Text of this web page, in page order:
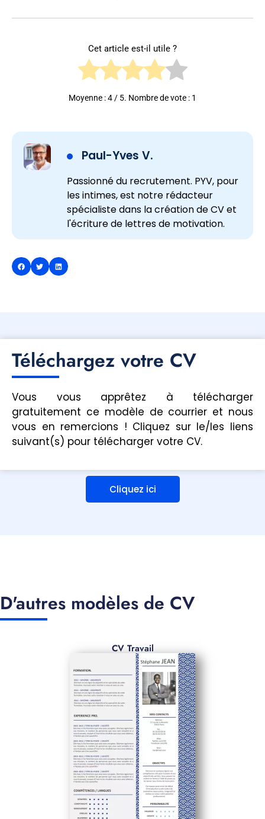
Cet article est-il utile ?
Moyenne :4 / 5. Nombre de vote : 1
Paul-Yves V.
Passionné du recrutement. PYV, pour
les intimes, est notre rédacteur
spécialiste dans la création de CV et
l'écriture de lettres de motivation.
Téléchargez votre CV
Vous vous apprêtez à télécharger
gratuitement ce modèle de courrier et nous
vous en remercions ! Cliquez sur le/les liens
suivant(s) pour télécharger votre CV.
Cliquez ici
D'autres modèles de CV
CV Travail